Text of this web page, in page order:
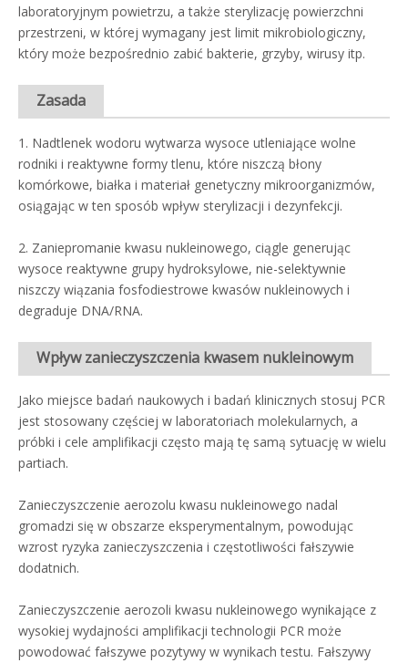
laboratoryjnym powietrzu, a także sterylizację powierzchni
przestrzeni, w której wymagany jest limit mikrobiologiczny,
który może bezpośrednio zabić bakterie, grzyby, wirusy itp.
Zasada
1. Nadtlenek wodoru wytwarza wysoce utleniające wolne
rodniki i reaktywne formy tlenu, które niszczą błony
komórkowe, białka i materiał genetyczny mikroorganizmów,
osiągając w ten sposób wpływ sterylizacji i dezynfekcji.
2. Zaniepromanie kwasu nukleinowego, ciągle generując
wysoce reaktywne grupy hydroksylowe, nie-selektywnie
niszczy wiązania fosfodiestrowe kwasów nukleinowych i
degraduje DNA/RNA.
Wpływ zanieczyszczenia kwasem nukleinowym
Jako miejsce badań naukowych i badań klinicznych stosuj PCR
jest stosowany częściej w laboratoriach molekularnych, a
próbki i cele amplifikacji często mają tę samą sytuację w wielu
partiach.
Zanieczyszczenie aerozolu kwasu nukleinowego nadal
gromadzi się w obszarze eksperymentalnym, powodując
wzrost ryzyka zanieczyszczenia i częstotliwości fałszywie
dodatnich.
Zanieczyszczenie aerozoli kwasu nukleinowego wynikające z
wysokiej wydajności amplifikacji technologii PCR może
powodować fałszywe pozytywy w wynikach testu. Fałszywy